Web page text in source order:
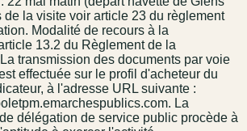
de la visite voir article 23 du règlement
Modalité de recours à la
13.2 du Règlement de la
transmission des documents par voie
effectuée sur le profil d'acheteur du
à l'adresse URL suivante :
La
délégation de service public procède à